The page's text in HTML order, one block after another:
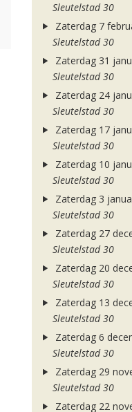
Sleutelstad 30
Zaterdag 7
Sleutelstad 30
Zaterdag 31
Sleutelstad 30
Zaterdag 24
Sleutelstad 30
Zaterdag 17
Sleutelstad 30
Zaterdag 10
Sleutelstad 30
Zaterdag 3
Sleutelstad 30
Zaterdag 27
Sleutelstad 30
Zaterdag 20
Sleutelstad 30
Zaterdag 13
Sleutelstad 30
Zaterdag 6
Sleutelstad 30
Zaterdag 29
Sleutelstad 30
Zaterdag 22